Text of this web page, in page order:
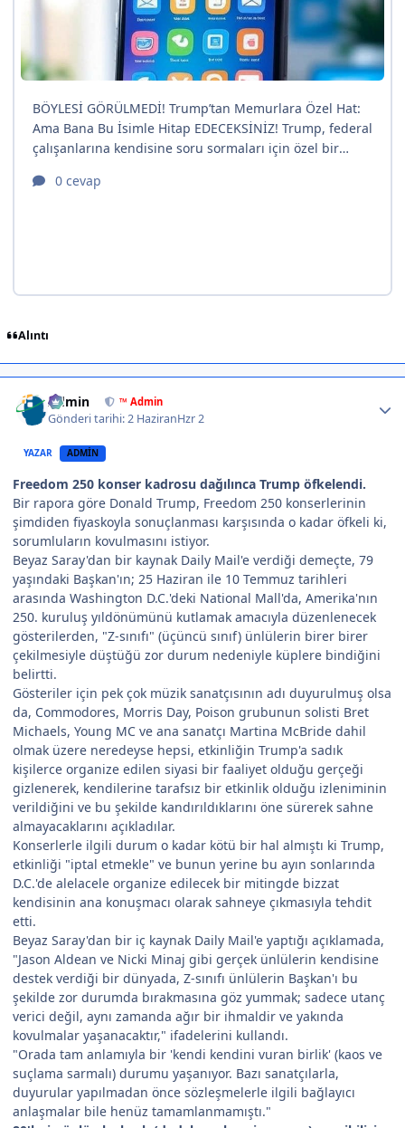
Alıntı
Admin ™ Admin
Gönderi tarihi:2 HaziranHzr 2
YAZAR ADMIN
Freedom 250 konser kadrosu dağılınca Trump öfkelendi.
Bir rapora göre Donald Trump, Freedom 250 konserlerinin
şimdiden fiyaskoyla sonuçlanması karşısında o kadar öfkeli ki,
sorumluların kovulmasını istiyor.
Beyaz Saray'dan bir kaynak Daily Mail'e verdiği demeçte, 79
yaşındaki Başkan'ın; 25 Haziran ile 10 Temmuz tarihleri
arasında Washington D.C.'deki National Mall'da, Amerika'nın
250. kuruluş yıldönümünü kutlamak amacıyla düzenlenecek
gösterilerden, "Z-sınıfı" (üçüncü sınıf) ünlülerin birer birer
çekilmesiyle düştüğü zor durum nedeniyle küplere bindiğini
belirtti.
Gösteriler için pek çok müzik sanatçısının adı duyurulmuş olsa
da, Commodores, Morris Day, Poison grubunun solisti Bret
Michaels, Young MC ve ana sanatçı Martina McBride dahil
olmak üzere neredeyse hepsi, etkinliğin Trump'a sadık
kişilerce organize edilen siyasi bir faaliyet olduğu gerçeği
gizlenerek, kendilerine tarafsız bir etkinlik olduğu izleniminin
verildiğini ve bu şekilde kandırıldıklarını öne sürerek sahne
almayacaklarını açıkladılar.
Konserlerle ilgili durum o kadar kötü bir hal almıştı ki Trump,
etkinliği "iptal etmekle" ve bunun yerine bu ayın sonlarında
D.C.'de alelacele organize edilecek bir mitingde bizzat
kendisinin ana konuşmacı olarak sahneye çıkmasıyla tehdit
etti.
Beyaz Saray'dan bir iç kaynak Daily Mail'e yaptığı açıklamada,
"Jason Aldean ve Nicki Minaj gibi gerçek ünlülerin kendisine
destek verdiği bir dünyada, Z-sınıfı ünlülerin Başkan'ı bu
şekilde zor durumda bırakmasına göz yummak; sadece utanç
verici değil, aynı zamanda ağır bir ihmaldir ve yakında
kovulmalar yaşanacaktır," ifadelerini kullandı.
"Orada tam anlamıyla bir 'kendi kendini vuran birlik' (kaos ve
suçlama sarmalı) durumu yaşanıyor. Bazı sanatçılarla,
duyurular yapılmadan önce sözleşmelerle ilgili bağlayıcı
anlaşmalar bile henüz tamamlanmamıştı."